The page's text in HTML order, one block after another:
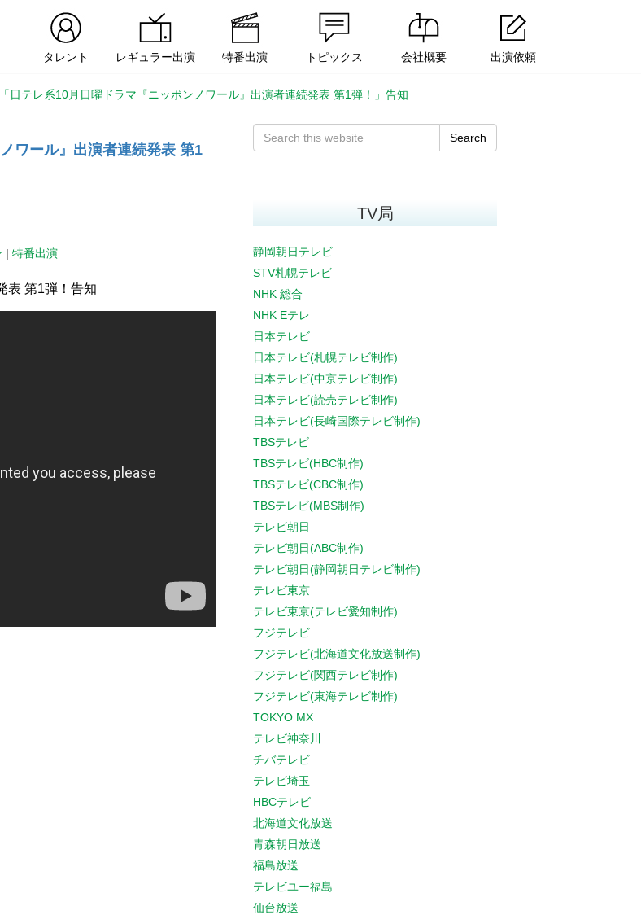
タレント レギュラー出演 特番出演 トピックス 会社概要 出演依頼
日テレ系10月日曜ドラマ『ニッポンノワール』出演者連続発表 第1弾！」告知
ワール』出演者連続発表 第1
| 特番出演
表 第1弾！告知
Search
TV局
静岡朝日テレビ
STV札幌テレビ
NHK 総合
NHK Eテレ
日本テレビ
日本テレビ(札幌テレビ制作)
日本テレビ(中京テレビ制作)
日本テレビ(読売テレビ制作)
日本テレビ(長崎国際テレビ制作)
TBSテレビ
TBSテレビ(HBC制作)
TBSテレビ(CBC制作)
TBSテレビ(MBS制作)
テレビ朝日
テレビ朝日(ABC制作)
テレビ朝日(静岡朝日テレビ制作)
テレビ東京
テレビ東京(テレビ愛知制作)
フジテレビ
フジテレビ(北海道文化放送制作)
フジテレビ(関西テレビ制作)
フジテレビ(東海テレビ制作)
TOKYO MX
テレビ神奈川
チバテレビ
テレビ埼玉
HBCテレビ
北海道文化放送
青森朝日放送
福島放送
テレビユー福島
仙台放送